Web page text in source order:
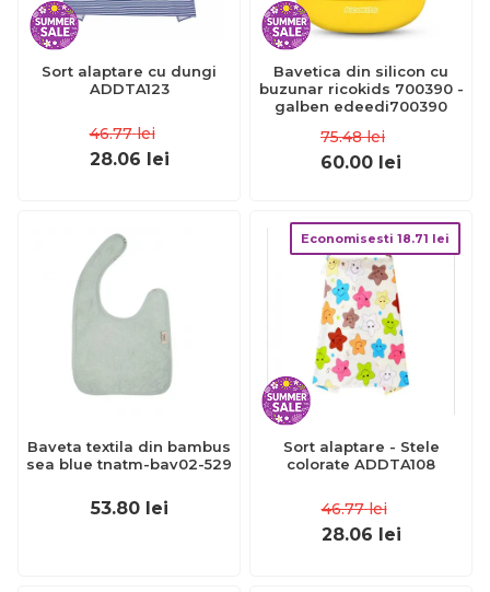
Sort alaptare cu dungi
ADDTA123
46.77 lei
28.06 lei
Bavetica din silicon cu
buzunar ricokids 700390 -
galben edeedi700390
75.48 lei
60.00 lei
Baveta textila din bambus
sea blue tnatm-bav02-529
53.80 lei
Economisesti 18.71 lei
Sort alaptare - Stele
colorate ADDTA108
46.77 lei
28.06 lei